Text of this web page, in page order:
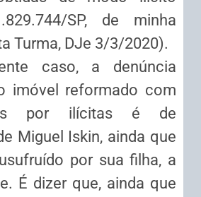
SP, de minha
Turma, DJe 3/3/2020).
caso, a denúncia
imóvel reformado com
por ilícitas é de
Miguel Iskin, ainda que
por sua filha, a
É dizer que, ainda que